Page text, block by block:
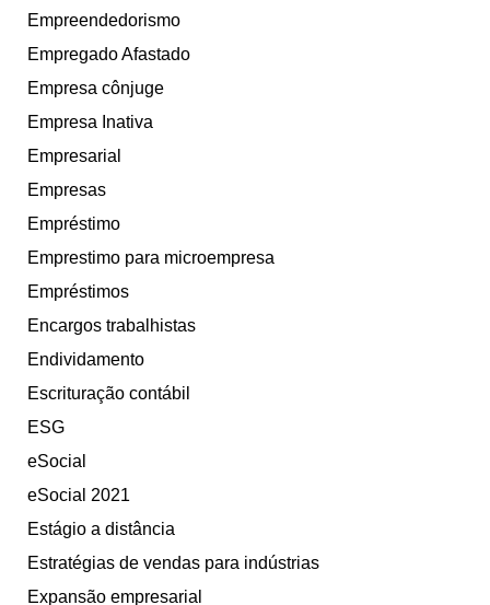
Empreendedorismo
Empregado Afastado
Empresa cônjuge
Empresa Inativa
Empresarial
Empresas
Empréstimo
Emprestimo para microempresa
Empréstimos
Encargos trabalhistas
Endividamento
Escrituração contábil
ESG
eSocial
eSocial 2021
Estágio a distância
Estratégias de vendas para indústrias
Expansão empresarial